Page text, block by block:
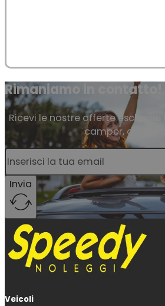
Rimaniamo in contatto!
Ricevi le nostre offerte
camper, auto,
Invia
Veicoli